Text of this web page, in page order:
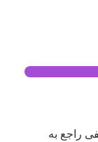
راجع به